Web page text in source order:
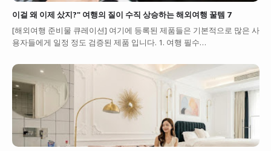
이걸 왜 이제 샀지?" 여행의 질이 수직 상승하는 해외여행 꿀템 7
[해외여행 준비물 큐레이션] 여기에 등록된 제품들은 기본적으로 많은 사
용자들에게 일정 정도 검증된 제품 입니다. 1. 여행 필수…